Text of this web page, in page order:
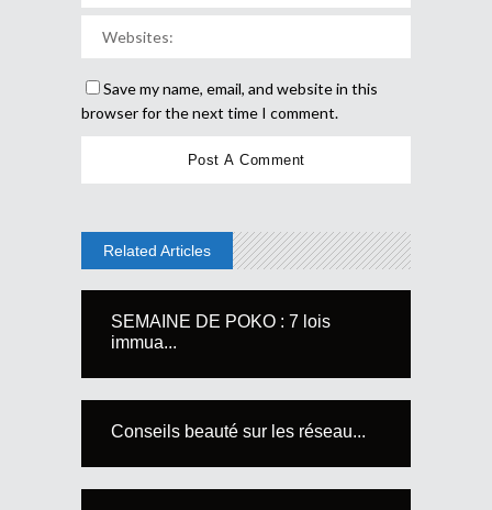
Save my name, email, and website in this
browser for the next time I comment.
Related Articles
SEMAINE DE POKO : 7 lois
immua...
Conseils beauté sur les réseau...